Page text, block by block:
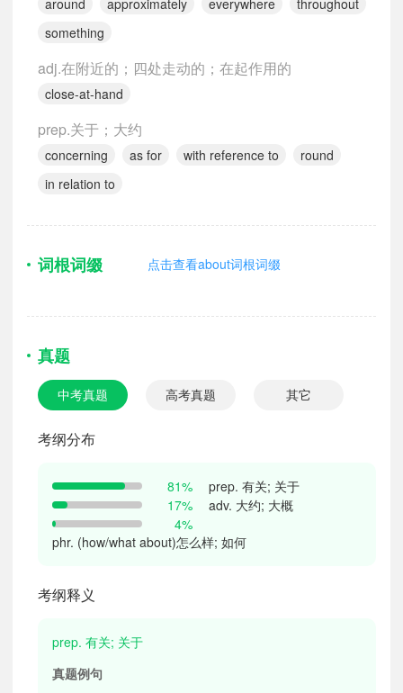
something
adj.在附近的；四处走动的；在起作用的
close-at-hand
prep.关于；大约
concerning as for with reference to
round
in relation to
词根词缀 点击查看about词根词缀
真题
中考真题 高考真题 其它
考纲分布
81%
prep. 有关; 关于
17%
adv. 大约; 大概
4%
phr. (how/what about)怎么样; 如何
考纲释义
prep. 有关; 关于
真题例句